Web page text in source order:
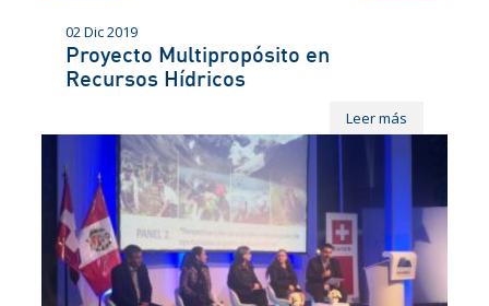
02 Dic 2019
Proyecto Multipropósito en
Recursos Hídricos
Leer más